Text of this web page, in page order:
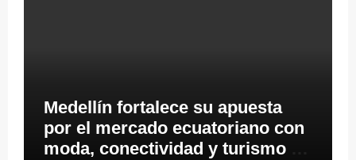
Medellín fortalece su apuesta
por el mercado ecuatoriano con
moda, conectividad y turismo de